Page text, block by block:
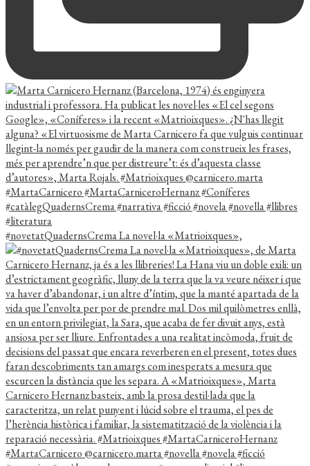
#novetatQuadernsCrema La novel·la «Matrioixques»,